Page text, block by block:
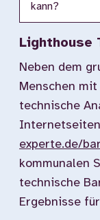
kann?
Lighthouse
Neben dem
Menschen
technische
experte.de/
kommunalen
technische
Ergebnisse